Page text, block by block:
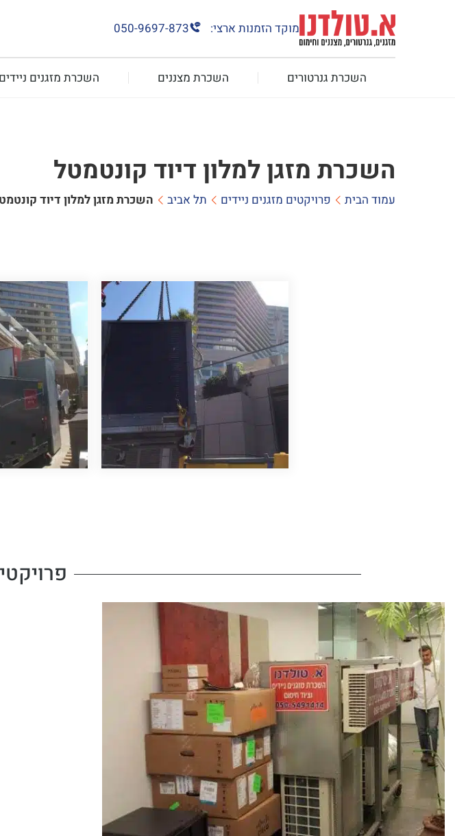
מוקד הזמנות ארצי: 050-9697-873
השכרת גנרטורים השכרת מצננים השכרת מזגנים ניידים
השכרת מזגן למלון דיוד קונטמטל
עמוד הבית פרויקטים מזגנים ניידים תל אביב השכרת מזגן למלון דיוד